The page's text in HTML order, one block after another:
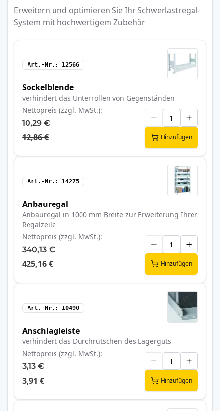
Erweitern und optimieren Sie Ihr Schwerlastregal-
System mit hochwertigem Zubehör
Art.-Nr. 12566
Sockelblende
verhindert das Unterrollen von Gegenständen
Nettopreis (zzgl. MwSt.)
10,29 €
12,86 € Hinzufügen
Art.-Nr. 14275
Anbauregal
Anbauregal in 1000 mm Breite zur Erweiterung Ihrer
Regalzeile
Nettopreis (zzgl. MwSt.)
340,13 €
425,16 € Hinzufügen
Art.-Nr. 10490
Anschlagleiste
verhindert das Durchrutschen des Lagerguts
Nettopreis (zzgl. MwSt.)
3,13 €
3,91 € Hinzufügen